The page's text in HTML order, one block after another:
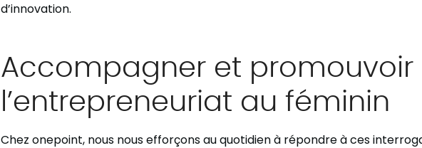
d’innovation.
Accompagner et promouvoir
l’entrepreneuriat au féminin
Chez onepoint, nous nous efforçons au quotidien à répondre à ces